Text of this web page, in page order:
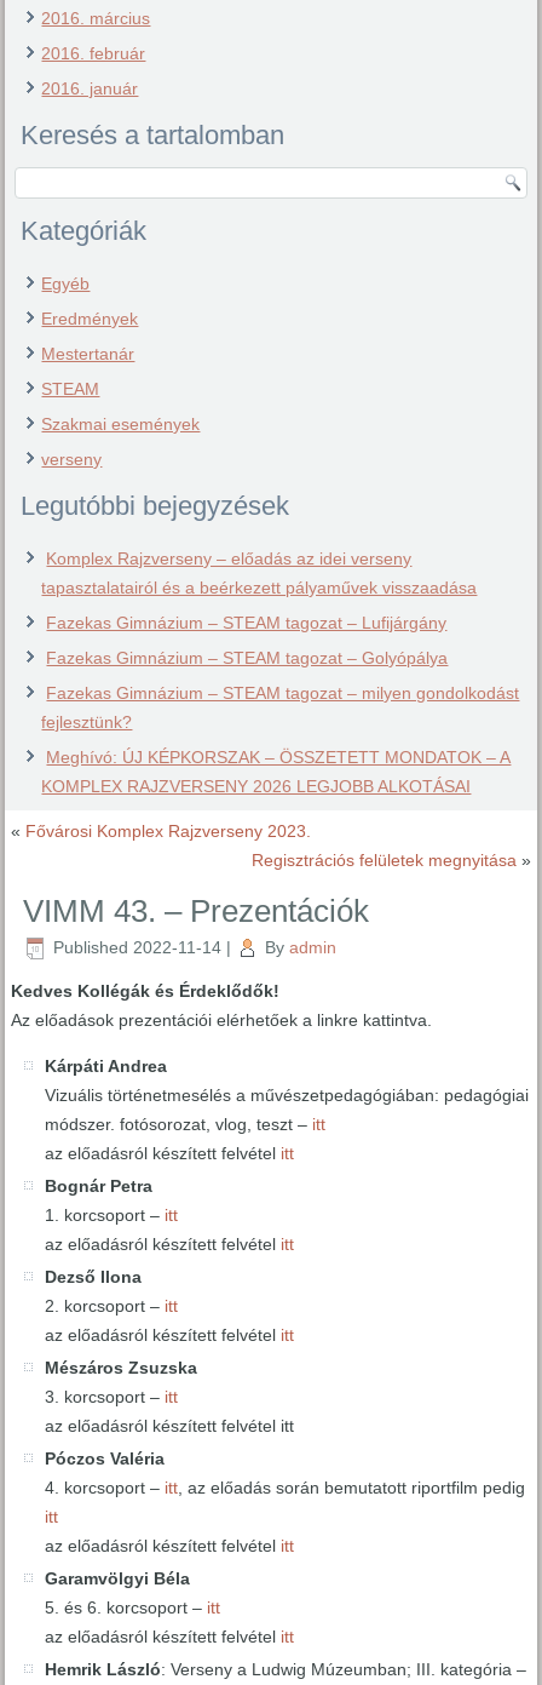
2016. március
2016. február
2016. január
Keresés a tartalomban
Kategóriák
Egyéb
Eredmények
Mestertanár
STEAM
Szakmai események
verseny
Legutóbbi bejegyzések
Komplex Rajzverseny – előadás az idei verseny
tapasztalatairól és a beérkezett pályaművek visszaadása
Fazekas Gimnázium – STEAM tagozat – Lufijárgány
Fazekas Gimnázium – STEAM tagozat – Golyópálya
Fazekas Gimnázium – STEAM tagozat – milyen gondolkodást
fejlesztünk?
Meghívó: ÚJ KÉPKORSZAK – ÖSSZETETT MONDATOK – A
KOMPLEX RAJZVERSENY 2026 LEGJOBB ALKOTÁSAI
« Fővárosi Komplex Rajzverseny 2023.
Regisztrációs felületek megnyitása »
VIMM 43. – Prezentációk
Published 2022-11-14 | By admin
Kedves Kollégák és Érdeklődők!
Az előadások prezentációi elérhetőek a linkre kattintva.
Kárpáti Andrea
Vizuális történetmesélés a művészetpedagógiában: pedagógiai
módszer. fotósorozat, vlog, teszt – itt
az előadásról készített felvétel itt
Bognár Petra
1. korcsoport – itt
az előadásról készített felvétel itt
Dezső Ilona
2. korcsoport – itt
az előadásról készített felvétel itt
Mészáros Zsuzska
3. korcsoport – itt
az előadásról készített felvétel itt
Póczos Valéria
4. korcsoport – itt, az előadás során bemutatott riportfilm pedig
itt
az előadásról készített felvétel itt
Garamvölgyi Béla
5. és 6. korcsoport – itt
az előadásról készített felvétel itt
Hemrik László: Verseny a Ludwig Múzeumban; III. kategória –